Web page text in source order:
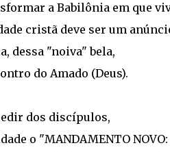
a Babilônia em que
cristã deve ser um
dessa "noiva" bela,
do Amado (Deus).
dos discípulos,
o "MANDAMENTO NOVO: